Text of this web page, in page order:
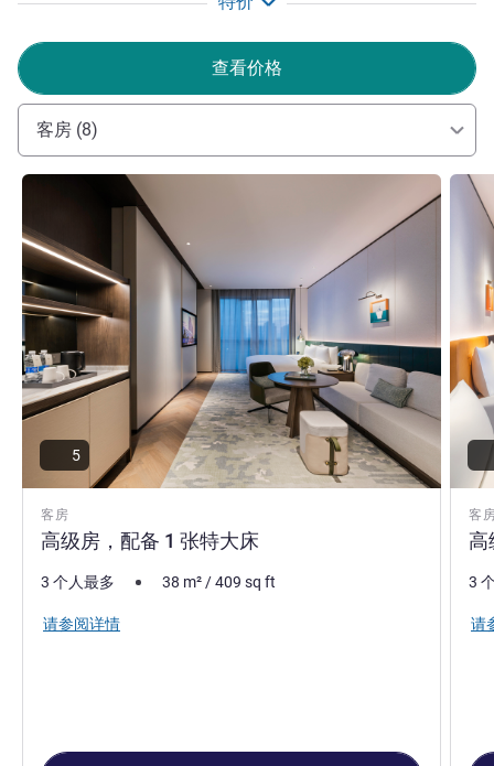
查看价格
客房 (8)
客房
高级房，配备 1 张特大床
请参阅详情
5
3 个人最多 38 m²/409 sq ft
请参阅详情
客
高
请参
3
请